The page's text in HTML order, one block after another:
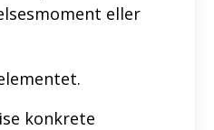
eller
konkrete